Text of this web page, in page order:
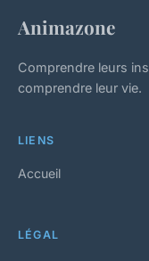
Animazone
Comprendre leurs
comprendre leur vie.
LIENS
Accueil
LÉGAL